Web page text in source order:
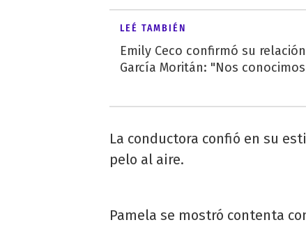
LEÉ TAMBIÉN
Emily Ceco confirmó su
García Moritán: "Nos
La conductora confió en su
pelo al aire.
Pamela se mostró contenta